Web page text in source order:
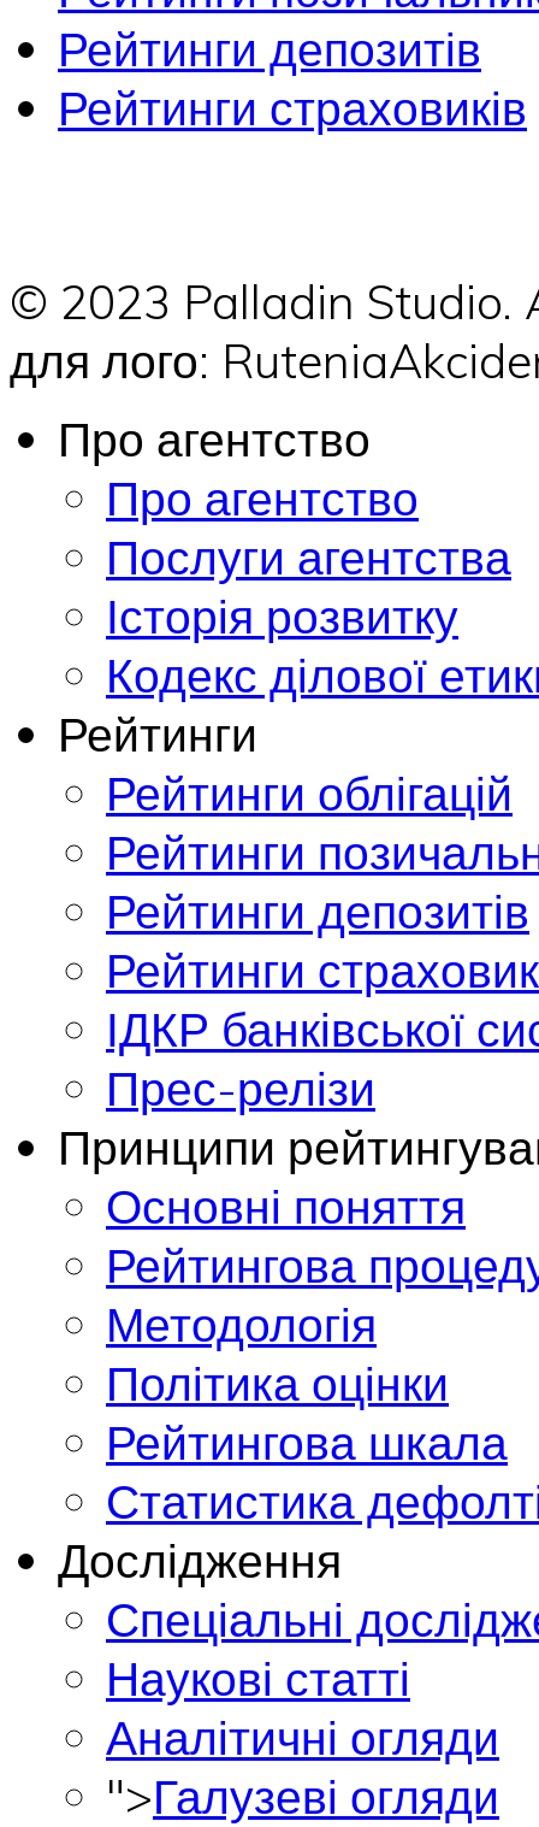
Рейтинги депозитів
Рейтинги страховиків
© 2023 Palladin
для лого:
Про агентство
Про агентство
Послуги агентства
Історія розвитку
Кодекс ділової
Рейтинги
Рейтинги облігацій
Рейтинги
Рейтинги депозитів
Рейтинги
ІДКР банківської
Прес-релізи
Принципи
Основні поняття
Рейтингова
Методологія
Політика оцінки
Рейтингова шкала
Статистика
Дослідження
Спеціальні
Наукові статті
Аналітичні огляди
">Галузеві огляди